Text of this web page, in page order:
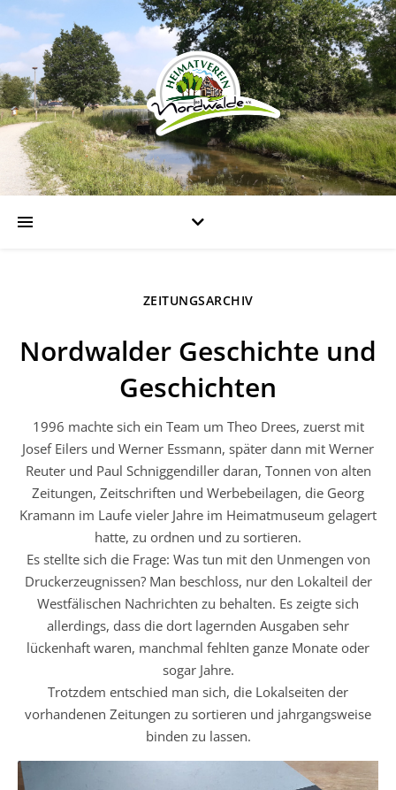
ZEITUNGSARCHIV
Nordwalder Geschichte und
Geschichten
1996 machte sich ein Team um Theo Drees, zuerst mit
Josef Eilers und Werner Essmann, später dann mit Werner
Reuter und Paul Schniggendiller daran, Tonnen von alten
Zeitungen, Zeitschriften und Werbebeilagen, die Georg
Kramann im Laufe vieler Jahre im Heimatmuseum gelagert
hatte, zu ordnen und zu sortieren.
Es stellte sich die Frage: Was tun mit den Unmengen von
Druckerzeugnissen? Man beschloss, nur den Lokalteil der
Westfälischen Nachrichten zu behalten. Es zeigte sich
allerdings, dass die dort lagernden Ausgaben sehr
lückenhaft waren, manchmal fehlten ganze Monate oder
sogar Jahre.
Trotzdem entschied man sich, die Lokalseiten der
vorhandenen Zeitungen zu sortieren und jahrgangsweise
binden zu lassen.